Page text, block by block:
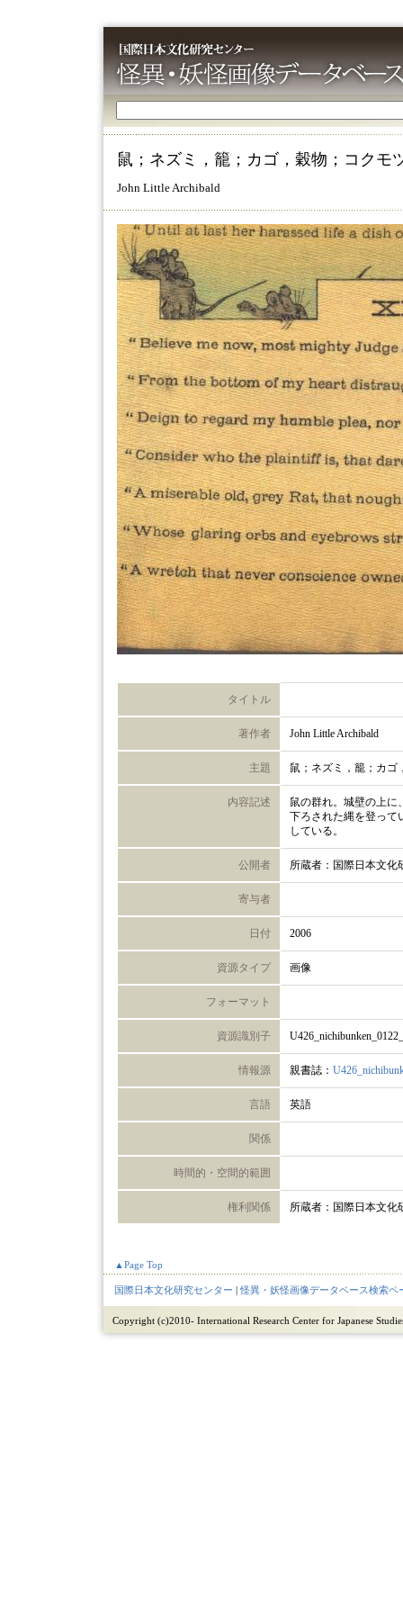
鼠；ネズミ，籠；カゴ，穀物；コクモ
John Little Archibald
タイトル
著作者 John Little Archibald
主題 鼠；ネズミ，籠；カゴ
内容記述
鼠の群れ。城壁の上に
下ろされた縄を登って
している。
公開者 所蔵者：国際日本文化
寄与者
日付 2006
資源タイプ 画像
フォーマット
資源識別子
情報源 親書誌：
言語 英語
関係
時間的・空間的範囲
権利関係 所蔵者：国際日本文化
▲Page Top
国際日本文化研究センター |怪異・妖怪画像データベース検索ペ
Copyright (c)2010- International Research Center for Japanese